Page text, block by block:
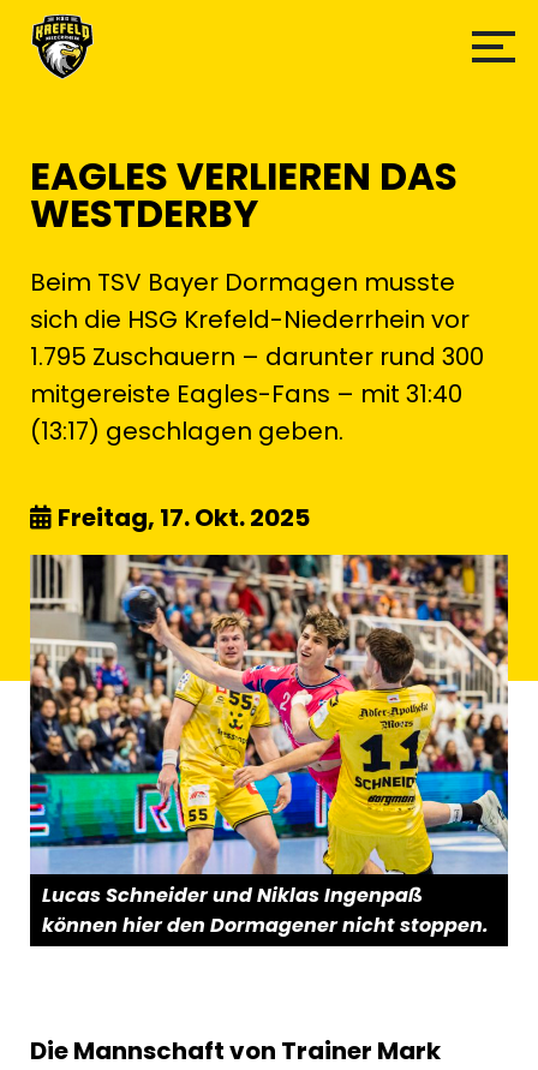
EAGLES VERLIEREN DAS
WESTDERBY
Beim TSV Bayer Dormagen musste
sich die HSG Krefeld-Niederrhein vor
1.795 Zuschauern – darunter rund 300
mitgereiste Eagles-Fans – mit 31:40
(13:17) geschlagen geben.
Freitag, 17. Okt. 2025
Lucas Schneider und Niklas Ingenpaß
können hier den Dormagener nicht stoppen.
Die Mannschaft von Trainer Mark